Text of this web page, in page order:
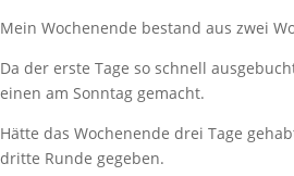
Mein Wochenende bestand aus zwei
Da der erste Tage so schnell
einen am Sonntag gemacht.
Hätte das Wochenende drei Tage
dritte Runde gegeben.